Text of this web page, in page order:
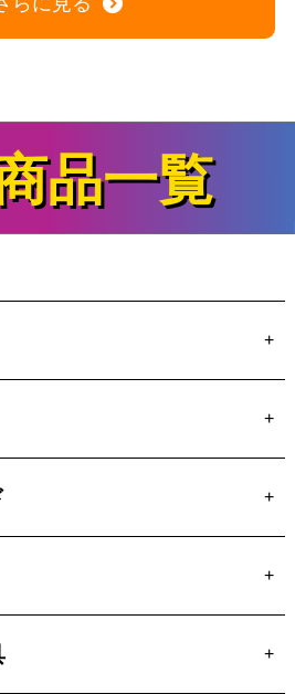
プの買取&査定事例
らに見る
品一覧
+
+
+